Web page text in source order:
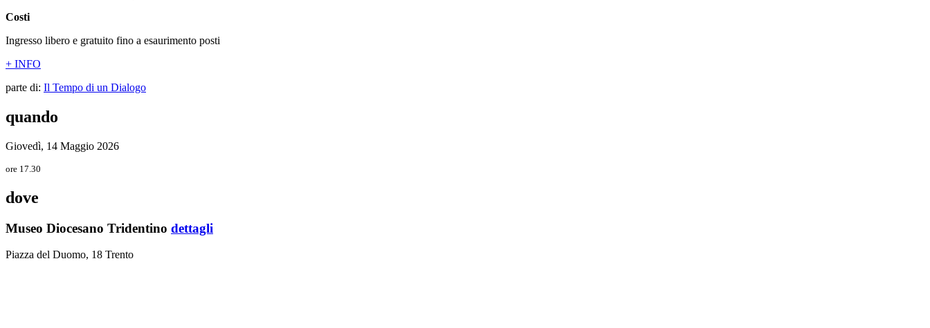
Costi
Ingresso libero e gratuito fino a esaurimento posti
+ INFO
parte di: Il Tempo di un Dialogo
quando
Giovedì, 14 Maggio 2026
ore 17.30
dove
Museo Diocesano Tridentino dettagli
Piazza del Duomo, 18 Trento